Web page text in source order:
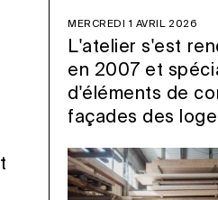
MERCREDI 1 AVRIL 2026
L'atelier s'est
en 2007 et
d'éléments de
façades des